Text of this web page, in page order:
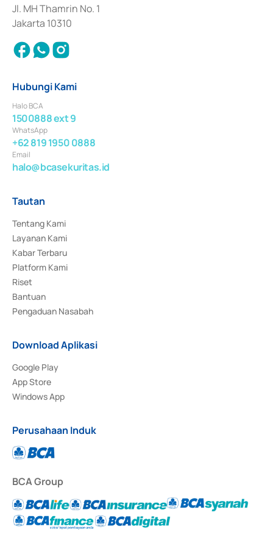
Jl. MH Thamrin No. 1
Jakarta 10310
Hubungi Kami
Halo BCA
1500888 ext 9
WhatsApp
+62 819 1950 0888
Email
halo@bcasekuritas.id
Tautan
Tentang Kami
Layanan Kami
Kabar Terbaru
Platform Kami
Riset
Bantuan
Pengaduan Nasabah
Download Aplikasi
Google Play
App Store
Windows App
Perusahaan Induk
BCA Group